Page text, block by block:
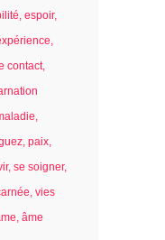
espoir
contact
paix
se soigner
vies
âme